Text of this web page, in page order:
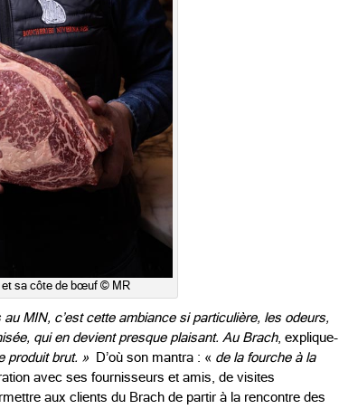
sa côte de bœuf © MR
MIN, c’est cette ambiance si particulière, les odeurs,
qui en devient presque plaisant. Au Brach, explique-
produit brut. » D’où son mantra : « de la fourche à la
avec ses fournisseurs et amis, de visites
aux clients du Brach de partir à la rencontre des